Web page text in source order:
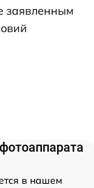
заявленным
в нашем